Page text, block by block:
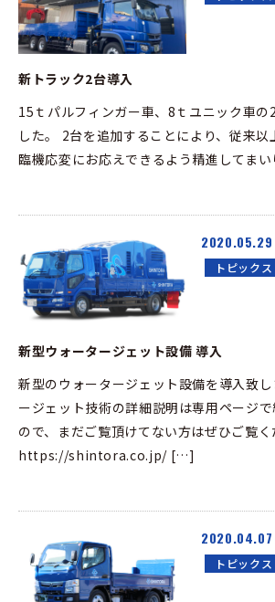
新トラック2台導入
15ｔパルフィンガー車、8ｔユニック車の
した。 2台を追加することにより、従来以
臨機応変にお応えできるよう精進してまい
2020.05.29
トピックス
新型ウォータージェット設備 導入
新型のウォータージェット設備を導入致
ージェット技術の詳細説明は専用ページ
ので、まだご覧頂けてない方はぜひご覧く
https://shintora.co.jp/ […]
2020.04.07
トピックス